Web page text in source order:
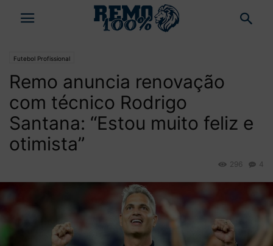
Futebol Profissional
Remo anuncia renovação
com técnico Rodrigo
Santana: “Estou muito feliz e
otimista”
4
296